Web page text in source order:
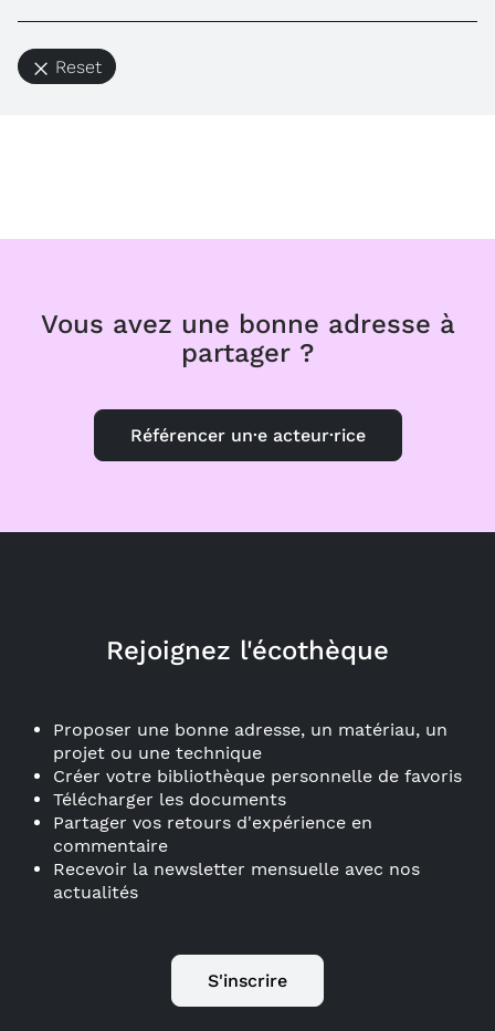
Reset
Vous avez une bonne adresse à
partager ?
Référencer un·e acteur·rice
Rejoignez l'écothèque
Proposer une bonne adresse, un matériau, un
projet ou une technique
Créer votre bibliothèque personnelle de favoris
Télécharger les documents
Partager vos retours d'expérience en
commentaire
Recevoir la newsletter mensuelle avec nos
actualités
S'inscrire